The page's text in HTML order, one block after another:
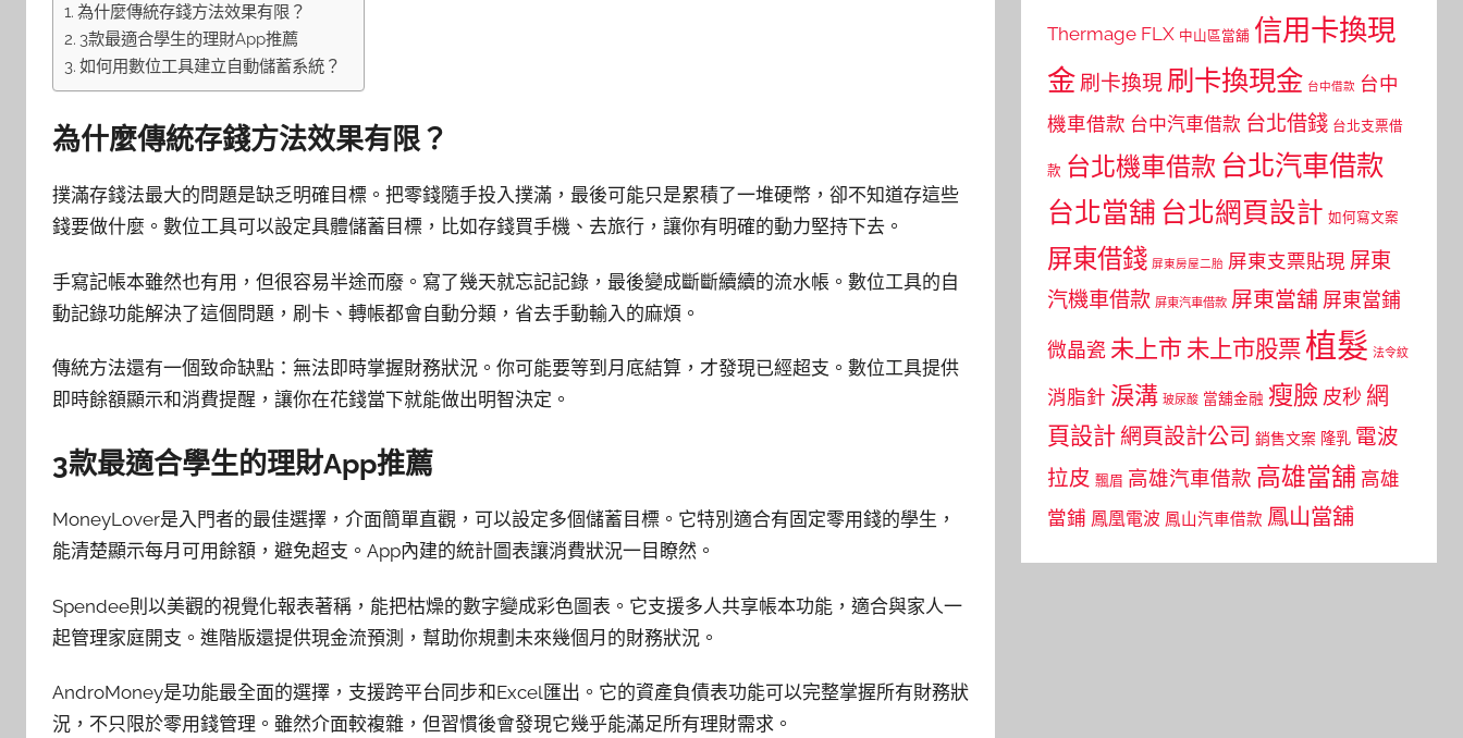
為什麼傳統存錢方法效果有限？
3款最適合學生的理財App推薦
如何用數位工具建立自動儲蓄系統？
為什麼傳統存錢方法效果有限？
撲滿存錢法最大的問題是缺乏明確目標。把零錢隨手投入撲滿，最後可能只是累積了一堆硬幣，卻不知道存這些
錢要做什麼。數位工具可以設定具體儲蓄目標，比如存錢買手機、去旅行，讓你有明確的動力堅持下去。
手寫記帳本雖然也有用，但很容易半途而廢。寫了幾天就忘記記錄，最後變成斷斷續續的流水帳。數位工具的自
動記錄功能解決了這個問題，刷卡、轉帳都會自動分類，省去手動輸入的麻煩。
傳統方法還有一個致命缺點：無法即時掌握財務狀況。你可能要等到月底結算，才發現已經超支。數位工具提供
即時餘額顯示和消費提醒，讓你在花錢當下就能做出明智決定。
3款最適合學生的理財App推薦
MoneyLover是入門者的最佳選擇，介面簡單直觀，可以設定多個儲蓄目標。它特別適合有固定零用錢的學生，
能清楚顯示每月可用餘額，避免超支。App內建的統計圖表讓消費狀況一目瞭然。
Spendee則以美觀的視覺化報表著稱，能把枯燥的數字變成彩色圖表。它支援多人共享帳本功能，適合與家人一
起管理家庭開支。進階版還提供現金流預測，幫助你規劃未來幾個月的財務狀況。
AndroMoney是功能最全面的選擇，支援跨平台同步和Excel匯出。它的資產負債表功能可以完整掌握所有財務狀
況，不只限於零用錢管理。雖然介面較複雜，但習慣後會發現它幾乎能滿足所有理財需求。
Thermage FLX 中山區當舖 信用卡換現
金 刷卡換現 刷卡換現金 台中借款 台中
機車借款 台中汽車借款 台北借錢 台北支票借
款 台北機車借款 台北汽車借款
台北當舖 台北網頁設計 如何寫文案
屏東借錢 屏東房屋二胎 屏東支票貼現 屏東
汽機車借款 屏東汽車借款 屏東當舖 屏東當鋪
微晶瓷 未上市 未上市股票植髮 法令紋
消脂針 淚溝 玻尿酸 當舖金融 瘦臉 皮秒 網
頁設計 網頁設計公司 銷售文案 隆乳 電波
拉皮 飄眉 高雄汽車借款 高雄當舖 高雄
當鋪 鳳凰電波 鳳山汽車借款 鳳山當舖